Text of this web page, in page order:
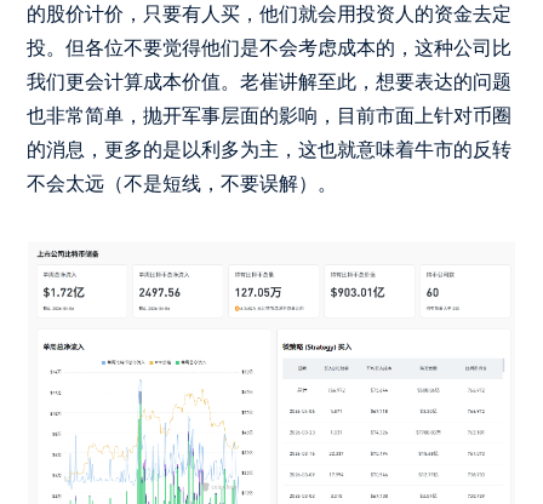
的股价计价，只要有人买，他们就会用投资人的资金去定
投。但各位不要觉得他们是不会考虑成本的，这种公司比
我们更会计算成本价值。老崔讲解至此，想要表达的问题
也非常简单，抛开军事层面的影响，目前市面上针对币圈
的消息，更多的是以利多为主，这也就意味着牛市的反转
不会太远（不是短线，不要误解）。